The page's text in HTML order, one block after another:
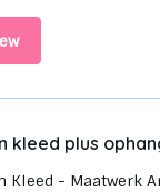
kleed plus
Kleed - Maatwerk